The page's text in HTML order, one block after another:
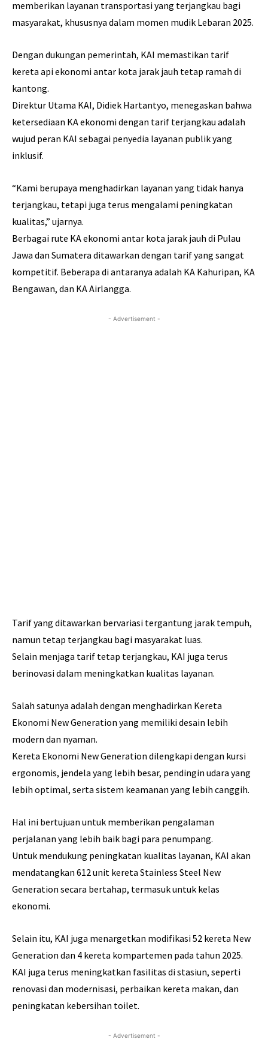
memberikan layanan transportasi yang terjangkau bagi
masyarakat, khususnya dalam momen mudik Lebaran 2025.
Dengan dukungan pemerintah, KAI memastikan tarif
kereta api ekonomi antar kota jarak jauh tetap ramah di
kantong.
Direktur Utama KAI, Didiek Hartantyo, menegaskan bahwa
ketersediaan KA ekonomi dengan tarif terjangkau adalah
wujud peran KAI sebagai penyedia layanan publik yang
inklusif.
“Kami berupaya menghadirkan layanan yang tidak hanya
terjangkau, tetapi juga terus mengalami peningkatan
kualitas,” ujarnya.
Berbagai rute KA ekonomi antar kota jarak jauh di Pulau
Jawa dan Sumatera ditawarkan dengan tarif yang sangat
kompetitif. Beberapa di antaranya adalah KA Kahuripan, KA
Bengawan, dan KA Airlangga.
- Advertisement -
Tarif yang ditawarkan bervariasi tergantung jarak tempuh,
namun tetap terjangkau bagi masyarakat luas.
Selain menjaga tarif tetap terjangkau, KAI juga terus
berinovasi dalam meningkatkan kualitas layanan.
Salah satunya adalah dengan menghadirkan Kereta
Ekonomi New Generation yang memiliki desain lebih
modern dan nyaman.
Kereta Ekonomi New Generation dilengkapi dengan kursi
ergonomis, jendela yang lebih besar, pendingin udara yang
lebih optimal, serta sistem keamanan yang lebih canggih.
Hal ini bertujuan untuk memberikan pengalaman
perjalanan yang lebih baik bagi para penumpang.
Untuk mendukung peningkatan kualitas layanan, KAI akan
mendatangkan 612 unit kereta Stainless Steel New
Generation secara bertahap, termasuk untuk kelas
ekonomi.
Selain itu, KAI juga menargetkan modifikasi 52 kereta New
Generation dan 4 kereta kompartemen pada tahun 2025.
KAI juga terus meningkatkan fasilitas di stasiun, seperti
renovasi dan modernisasi, perbaikan kereta makan, dan
peningkatan kebersihan toilet.
- Advertisement -